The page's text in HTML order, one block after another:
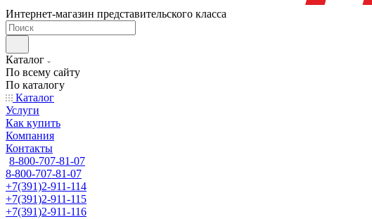
Интернет-магазин представительского класса
Каталог
По всему сайту
По каталогу
Каталог
Услуги
Как купить
Компания
Контакты
8-800-707-81-07
8-800-707-81-07
+7(391)2-911-114
+7(391)2-911-115
+7(391)2-911-116